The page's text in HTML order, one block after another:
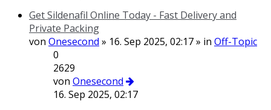
Get Sildenafil Online Today - Fast Delivery and
Private Packing
von Onesecond » 16. Sep 2025, 02:17 » in Off-Topic
0
2629
von Onesecond
16. Sep 2025, 02:17